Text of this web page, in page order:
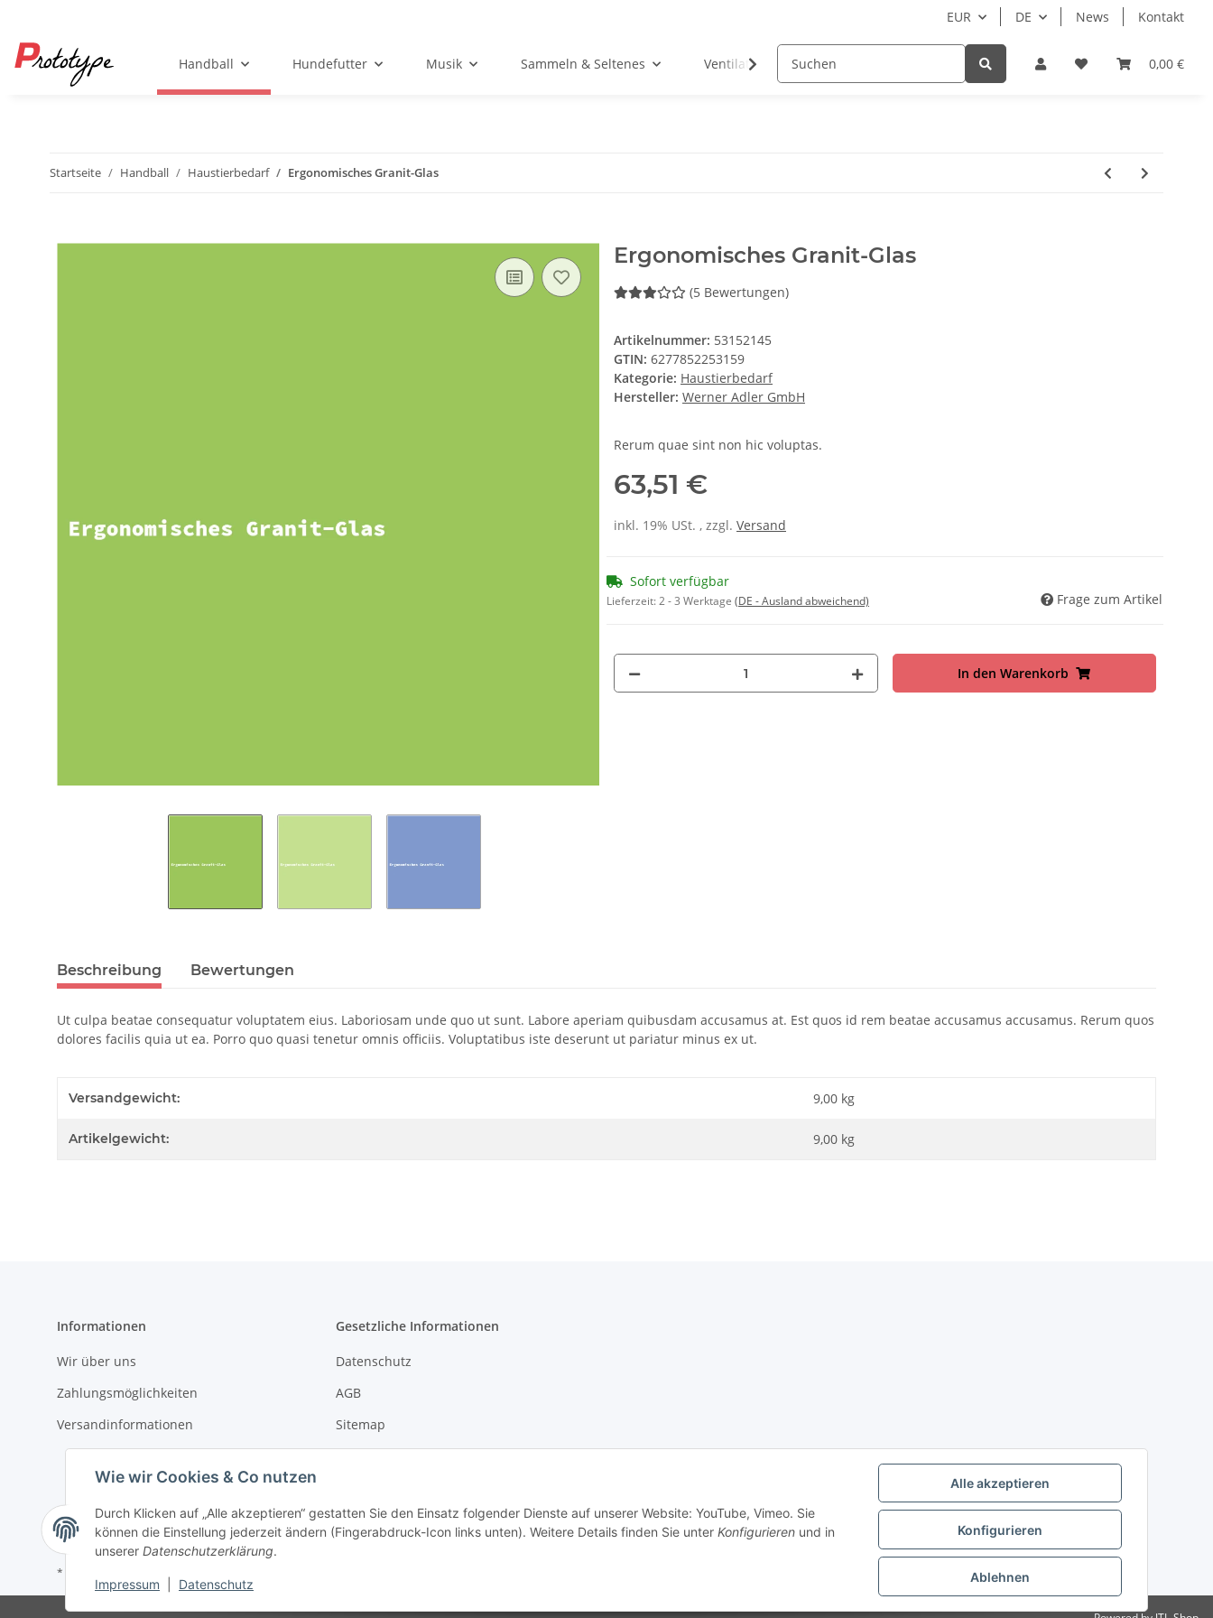
EUR DE News Kontakt
0,00 €
Handball Hundefutter Musik Sammeln & Seltenes Ventilatoren Hersteller Beispielseite
Startseite Handball Haustierbedarf Ergonomisches Granit-Glas
Ergonomisches Granit-Glas
(5 Bewertungen)
Artikelnummer: 53152145
GTIN: 6277852253159
Kategorie: Haustierbedarf
Hersteller: Werner Adler GmbH
Rerum quae sint non hic voluptas.
63,51 €
inkl. 19% USt. , zzgl. Versand
Sofort verfügbar
Lieferzeit:2 - 3 Werktage (DE - Ausland abweichend) Frage zum Artikel
In den Warenkorb
Beschreibung Bewertungen
Ut culpa beatae consequatur voluptatem eius. Laboriosam unde quo ut sunt. Labore aperiam quibusdam accusamus at. Est quos id rem beatae accusamus accusamus. Rerum quos
dolores facilis quia ut ea. Porro quo quasi tenetur omnis officiis. Voluptatibus iste deserunt ut pariatur minus ex ut.
Versandgewicht: 9,00 kg
Artikelgewicht: 9,00 kg
Informationen
Wir über uns
Zahlungsmöglichkeiten
Versandinformationen
Gesetzliche Informationen
Datenschutz
AGB
Sitemap
Widerrufsrecht
* Alle Preise inkl. gesetzlicher USt., zzgl.
Wie wir Cookies & Co nutzen
Durch Klicken auf „Alle akzeptieren“ gestatten Sie den Einsatz folgender Dienste auf unserer Website: YouTube, Vimeo. Sie
können die Einstellung jederzeit ändern (Fingerabdruck-Icon links unten). Weitere Details finden Sie unter Konfigurieren und in
unserer Datenschutzerklärung.
Impressum Datenschutz
Alle akzeptieren
Konfigurieren
Ablehnen